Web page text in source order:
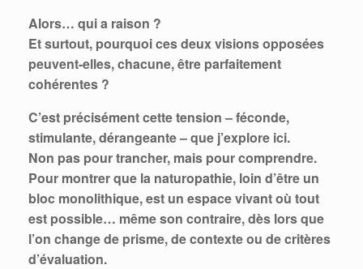
Alors… qui a raison ?
Et surtout, pourquoi ces deux visions opposées
peuvent-elles, chacune, être parfaitement
cohérentes ?
C’est précisément cette tension – féconde,
stimulante, dérangeante – que j’explore ici.
Non pas pour trancher, mais pour comprendre.
Pour montrer que la naturopathie, loin d’être un
bloc monolithique, est un espace vivant où tout
est possible… même son contraire, dès lors que
l’on change de prisme, de contexte ou de critères
d’évaluation.